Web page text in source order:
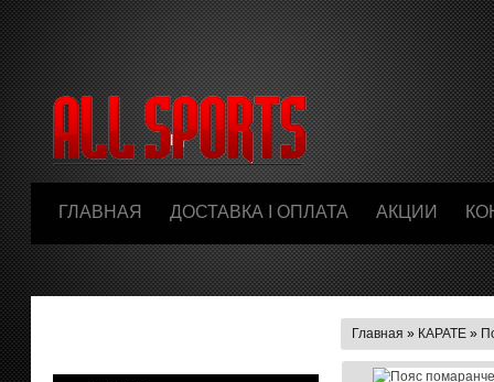
ГЛАВНАЯ ДОСТАВКА І ОПЛАТА АКЦИИ
Главная » КАРАТЕ »